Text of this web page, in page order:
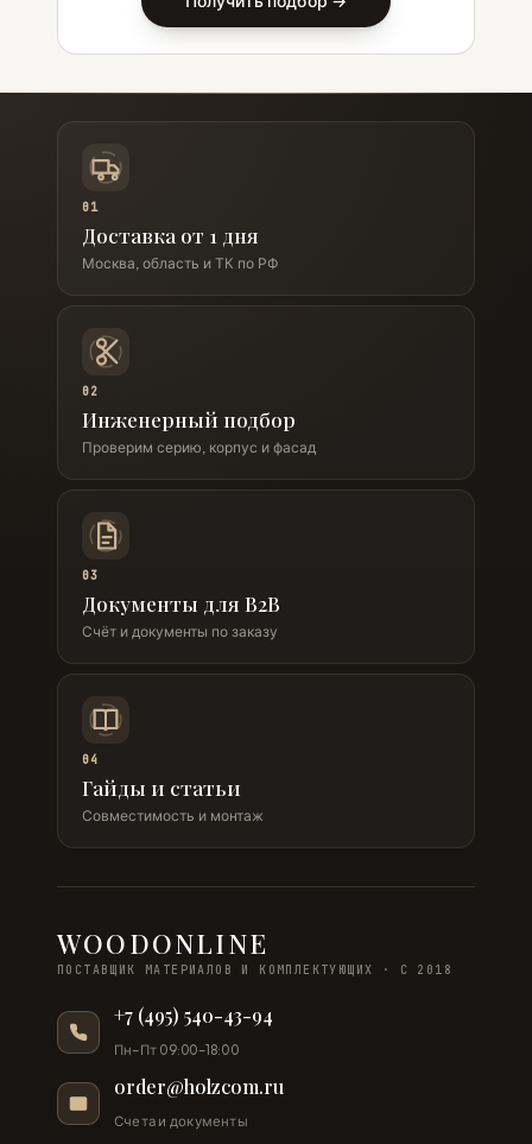
01
Доставка от 1 дня
Москва, область и ТК по РФ
02
Инженерный подбор
Проверим серию, корпус и фасад
03
Документы для B2B
Счёт и документы по заказу
04
Гайды и статьи
Совместимость и монтаж
WOODONLINE
ПОСТАВЩИК МАТЕРИАЛОВ И КОМПЛЕКТУЮЩИХ · С 2018
+7 (495) 540-43-94
Пн–Пт 09:00–18:00
order@holzcom.ru
Счета и документы